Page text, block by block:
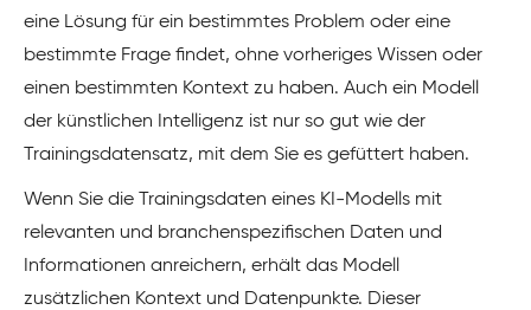
eine Lösung für ein bestimmtes Problem oder eine
bestimmte Frage findet, ohne vorheriges Wissen oder
einen bestimmten Kontext zu haben. Auch ein Modell
der künstlichen Intelligenz ist nur so gut wie der
Trainingsdatensatz, mit dem Sie es gefüttert haben.
Wenn Sie die Trainingsdaten eines KI-Modells mit
relevanten und branchenspezifischen Daten und
Informationen anreichern, erhält das Modell
zusätzlichen Kontext und Datenpunkte. Dieser